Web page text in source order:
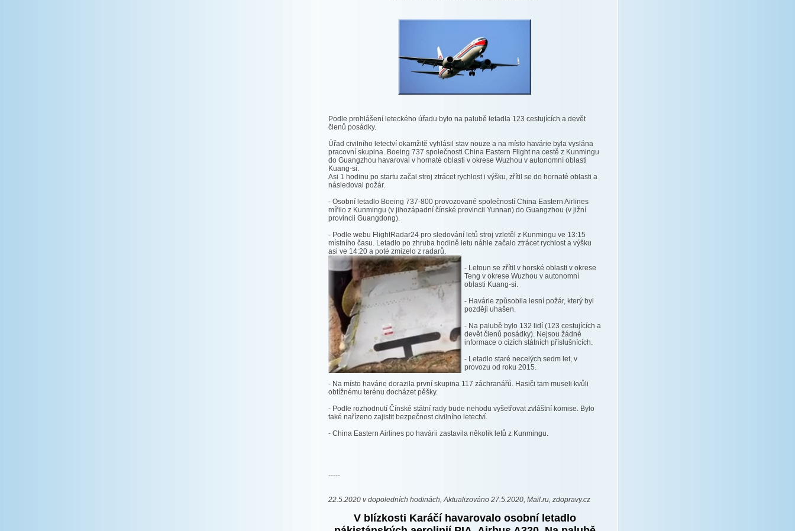
Podle prohlášení leteckého úřadu bylo na palubě letadla 123 cestujících a devět
členů posádky.
Úřad civilního letectví okamžitě vyhlásil stav nouze a na místo havárie byla vyslána
pracovní skupina. Boeing 737 společnosti China Eastern Flight na cestě z Kunmingu
do Guangzhou havaroval v hornaté oblasti v okrese Wuzhou v autonomní oblasti
Kuang-si.
Asi 1 hodinu po startu začal stroj ztrácet rychlost i výšku, zřítil se do hornaté oblasti a
následoval požár.
- Osobní letadlo Boeing 737-800 provozované společností China Eastern Airlines
mířilo z Kunmingu (v jihozápadní čínské provincii Yunnan) do Guangzhou (v jižní
provincii Guangdong).
- Podle webu FlightRadar24 pro sledování letů stroj vzletěl z Kunmingu ve 13:15
místního času. Letadlo po zhruba hodině letu náhle začalo ztrácet rychlost a výšku
asi ve 14:20 a poté zmizelo z radarů.
- Letoun se zřítil v horské oblasti v okrese
Teng v okrese Wuzhou v autonomní
oblasti Kuang-si.
- Havárie způsobila lesní požár, který byl
později uhašen.
- Na palubě bylo 132 lidí (123 cestujících a
devět členů posádky). Nejsou žádné
informace o cizích státních příslušnících.
- Letadlo staré necelých sedm let, v
provozu od roku 2015.
- Na místo havárie dorazila první skupina 117 záchranářů. Hasiči tam museli kvůli
obtížnému terénu docházet pěšky.
- Podle rozhodnutí Čínské státní rady bude nehodu vyšetřovat zvláštní komise. Bylo
také nařízeno zajistit bezpečnost civilního letectví.
- China Eastern Airlines po havárii zastavila několik letů z Kunmingu.
-----
22.5.2020 v dopoledních hodinách, Aktualizováno 27.5.2020, Mail.ru, zdopravy.cz
V blízkosti Karáčí havarovalo osobní letadlo